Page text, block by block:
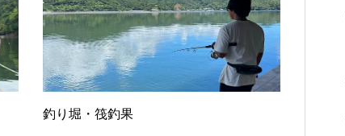
釣り堀・筏釣果